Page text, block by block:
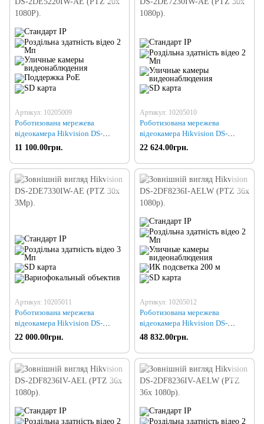
Артикул: 10205009
Роботизована мережева
відеокамера Hikvision DS-
2DE5220IW-AE (PTZ 20x 1080P)
11 100.00грн.
Артикул: 10205010
Роботизована мережева
відеокамера Hikvision DS-
2DE7230IW-AE (PTZ 30х 1080р)
22 624.00грн.
Артикул: 10205011
Роботизована мережева
відеокамера Hikvision DS-
2DE7330IW-AE (PTZ 30х 3Мр)
22 000.00грн.
Артикул: 10205012
Роботизована мережева
відеокамера Hikvision DS-
2DF8236I-AELW (PTZ 36x
48 832.00грн.